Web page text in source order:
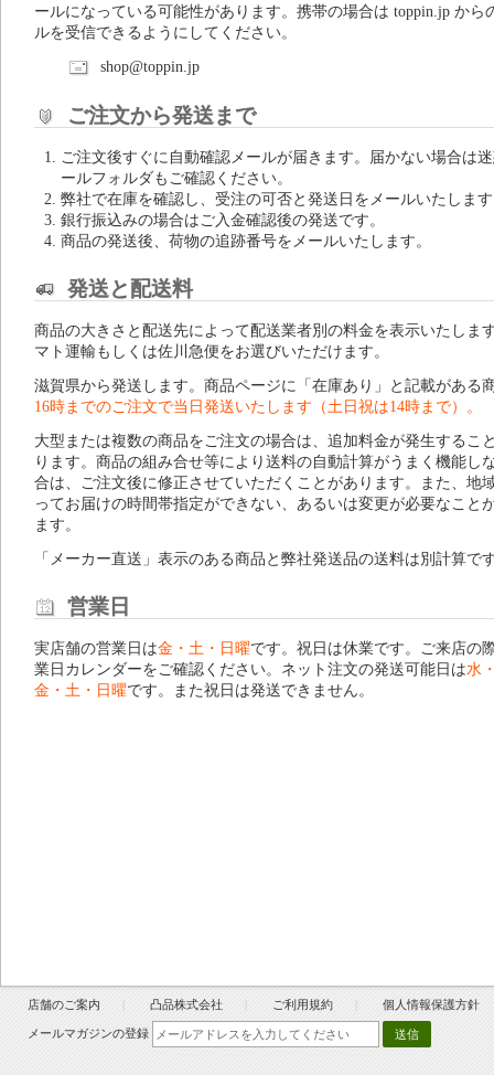
ールになっている可能性があります。携帯の場合は toppin.jp から
ルを受信できるようにしてください。
shop@toppin.jp
ご注文から発送まで
ご注文後すぐに自動確認メールが届きます。届かない場合は
ールフォルダもご確認ください。
弊社で在庫を確認し、受注の可否と発送日をメールいたしま
銀行振込みの場合はご入金確認後の発送です。
商品の発送後、荷物の追跡番号をメールいたします。
発送と配送料
商品の大きさと配送先によって配送業者別の料金を表示いたしま
マト運輸もしくは佐川急便をお選びいただけます。
滋賀県から発送します。商品ページに「在庫あり」と記載がある
16時までのご注文で当日発送いたします（土日祝は14時まで）。
大型または複数の商品をご注文の場合は、追加料金が発生するこ
ります。商品の組み合せ等により送料の自動計算がうまく機能し
合は、ご注文後に修正させていただくことがあります。また、地
ってお届けの時間帯指定ができない、あるいは変更が必要なこと
ます。
「メーカー直送」表示のある商品と弊社発送品の送料は別計算で
営業日
実店舗の営業日は金・土・日曜です。祝日は休業です。ご来店の
業日カレンダーをご確認ください。ネット注文の発送可能日は水
金・土・日曜です。また祝日は発送できません。
店舗のご案内 凸品株式会社 ご利用規約 個人情報保護方針
メールマガジンの登録 送信